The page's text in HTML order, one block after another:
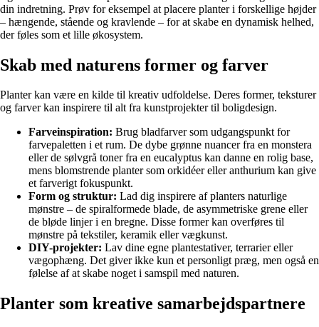
din indretning. Prøv for eksempel at placere planter i forskellige højder
– hængende, stående og kravlende – for at skabe en dynamisk helhed,
der føles som et lille økosystem.
Skab med naturens former og farver
Planter kan være en kilde til kreativ udfoldelse. Deres former, teksturer
og farver kan inspirere til alt fra kunstprojekter til boligdesign.
Farveinspiration: Brug bladfarver som udgangspunkt for
farvepaletten i et rum. De dybe grønne nuancer fra en monstera
eller de sølvgrå toner fra en eucalyptus kan danne en rolig base,
mens blomstrende planter som orkidéer eller anthurium kan give
et farverigt fokuspunkt.
Form og struktur: Lad dig inspirere af planters naturlige
mønstre – de spiralformede blade, de asymmetriske grene eller
de bløde linjer i en bregne. Disse former kan overføres til
mønstre på tekstiler, keramik eller vægkunst.
DIY-projekter: Lav dine egne plantestativer, terrarier eller
vægophæng. Det giver ikke kun et personligt præg, men også en
følelse af at skabe noget i samspil med naturen.
Planter som kreative samarbejdspartnere